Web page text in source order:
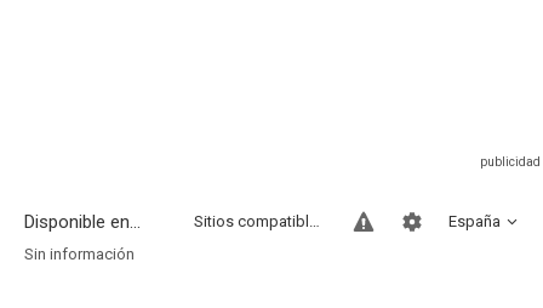
Disponible en... España
Sitios compatibles
Sin información